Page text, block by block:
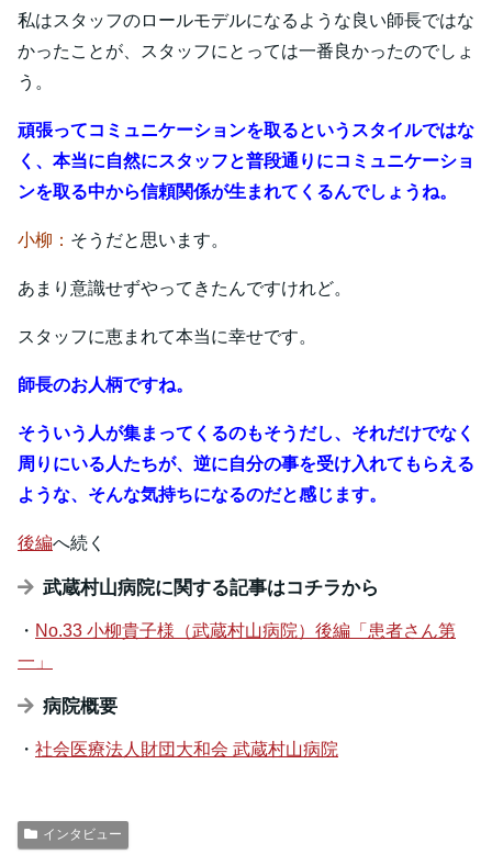
私はスタッフのロールモデルになるような良い師長ではな
かったことが、スタッフにとっては一番良かったのでしょ
う。
頑張ってコミュニケーションを取るというスタイルではな
く、本当に自然にスタッフと普段通りにコミュニケーショ
ンを取る中から信頼関係が生まれてくるんでしょうね。
小柳： そうだと思います。
あまり意識せずやってきたんですけれど。
スタッフに恵まれて本当に幸せです。
師長のお人柄ですね。
そういう人が集まってくるのもそうだし、それだけでなく
周りにいる人たちが、逆に自分の事を受け入れてもらえる
ような、そんな気持ちになるのだと感じます。
後編へ続く
武蔵村山病院に関する記事はコチラから
・ No.33 小柳貴子様（武蔵村山病院）後編「患者さん第
一」
病院概要
・ 社会医療法人財団大和会 武蔵村山病院
インタビュー